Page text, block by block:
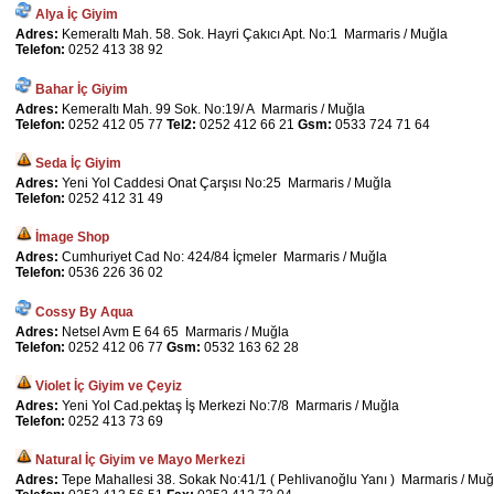
Alya İç Giyim
Adres: Kemeraltı Mah. 58. Sok. Hayri Çakıcı Apt. No:1 Marmaris / Muğla
Telefon: 0252 413 38 92
Bahar İç Giyim
Adres: Kemeraltı Mah. 99 Sok. No:19/ A Marmaris / Muğla
Telefon: 0252 412 05 77 Tel2: 0252 412 66 21 Gsm: 0533 724 71 64
Seda İç Giyim
Adres: Yeni Yol Caddesi Onat Çarşısı No:25 Marmaris / Muğla
Telefon: 0252 412 31 49
İmage Shop
Adres: Cumhuriyet Cad No: 424/84 İçmeler Marmaris / Muğla
Telefon: 0536 226 36 02
Cossy By Aqua
Adres: Netsel Avm E 64 65 Marmaris / Muğla
Telefon: 0252 412 06 77 Gsm: 0532 163 62 28
Violet İç Giyim ve Çeyiz
Adres: Yeni Yol Cad.pektaş İş Merkezi No:7/8 Marmaris / Muğla
Telefon: 0252 413 73 69
Natural İç Giyim ve Mayo Merkezi
Adres: Tepe Mahallesi 38. Sokak No:41/1 ( Pehlivanoğlu Yanı ) Marmaris /